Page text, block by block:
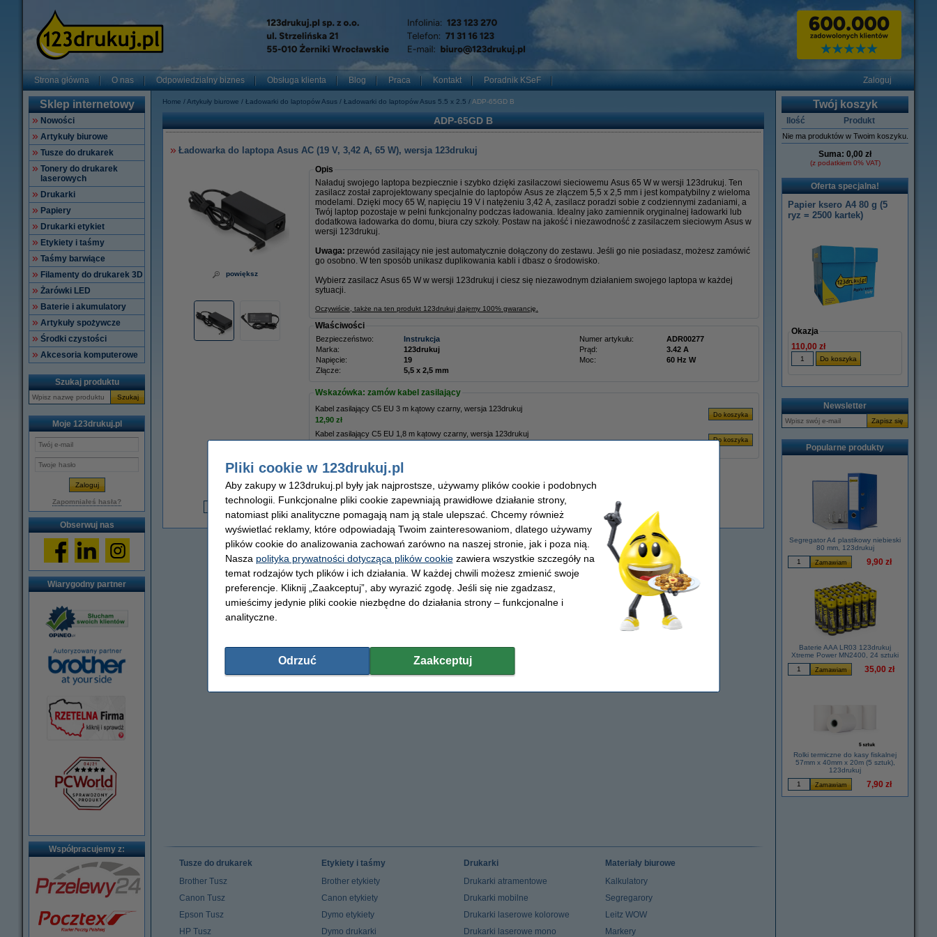
Strona główna O nas Odpowiedzialny biznes Obsługa klienta Blog Praca Kontakt Poradnik KSeF Zaloguj
Sklep internetowy
Nowości
Artykuły biurowe
Tusze do drukarek
Tonery do drukarek
laserowych
Drukarki
Papiery
Drukarki etykiet
Etykiety i taśmy
Taśmy barwiące
Filamenty do drukarek 3D
Żarówki LED
Baterie i akumulatory
Artykuły spożywcze
Środki czystości
Akcesoria komputerowe
Szukaj produktu
Szukaj
Moje 123drukuj.pl
Zapomniałeś hasła?
Obserwuj nas
Wiarygodny partner
Współpracujemy z:
Home Artykuły biurowe Ładowarki do laptopów Asus Ładowarki do laptopów Asus 5.5 x 2.5 ADP-65GD B
ADP-65GD B
Ładowarka do laptopa Asus AC (19 V, 3,42 A, 65 W), wersja 123drukuj
powiększ
Opis
Naładuj swojego laptopa bezpiecznie i szybko dzięki zasilaczowi sieciowemu Asus 65 W w wersji 123drukuj. Ten
zasilacz został zaprojektowany specjalnie do laptopów Asus ze złączem 5,5 x 2,5 mm i jest kompatybilny z wieloma
modelami. Dzięki mocy 65 W, napięciu 19 V i natężeniu 3,42 A, zasilacz poradzi sobie z codziennymi zadaniami, a
Twój laptop pozostaje w pełni funkcjonalny podczas ładowania. Idealny jako zamiennik oryginalnej ładowarki lub
dodatkowa ładowarka do domu, biura czy szkoły. Postaw na jakość i niezawodność z zasilaczem sieciowym Asus w
wersji 123drukuj.
Uwaga: przewód zasilający nie jest automatycznie dołączony do zestawu. Jeśli go nie posiadasz, możesz zamówić
go osobno. W ten sposób unikasz duplikowania kabli i dbasz o środowisko.
Wybierz zasilacz Asus 65 W w wersji 123drukuj i ciesz się niezawodnym działaniem swojego laptopa w każdej
sytuacji.
Oczywiście, także na ten produkt 123drukuj dajemy 100% gwarancję.
Właściwości
Bezpieczeństwo: Instrukcja Numer artykułu:
ADR00277
Marka:
123drukuj Prąd:
3.42 A
Napięcie:
19 Moc:
60 Hz W
Złącze:
5,5 x 2,5 mm
Wskazówka: zamów kabel zasilający
Kabel zasilający C5 EU 3 m kątowy czarny, wersja 123drukuj
12,90 zł
Kabel zasilający C5 EU 1,8 m kątowy czarny, wersja 123drukuj
Zamów na wtorek
39,00 zł
31,71 zł bez VAT Dostępny
Twój koszyk
Ilość Produkt
Nie ma produktów w Twoim koszyku.
Suma: 0,00 zł
(z podatkiem 0% VAT)
Oferta specjalna!
Papier ksero A4 80 g (5
ryz = 2500 kartek)
Okazja
110,00 zł
Newsletter
Popularne produkty
Segregator A4 plastikowy niebieski
80 mm, 123drukuj
9,90 zł
Baterie AAA LR03 123drukuj
Xtreme Power MN2400, 24 sztuki
35,00 zł
Rolki termiczne do kasy fiskalnej
57mm x 40mm x 20m (5 sztuk),
123drukuj
7,90 zł
Tusze do drukarek
Brother Tusz
Canon Tusz
Epson Tusz
HP Tusz
Etykiety i taśmy
Brother etykiety
Canon etykiety
Dymo etykiety
Dymo drukarki
Drukarki
Drukarki atramentowe
Drukarki mobilne
Drukarki laserowe kolorowe
Drukarki laserowe mono
Materiały biurowe
Kalkulatory
Segregarory
Leitz WOW
Markery
Pliki cookie w 123drukuj.pl
Aby zakupy w 123drukuj.pl były jak najprostsze, używamy plików cookie i podobnych
technologii. Funkcjonalne pliki cookie zapewniają prawidłowe działanie strony,
natomiast pliki analityczne pomagają nam ją stale ulepszać. Chcemy również
wyświetlać reklamy, które odpowiadają Twoim zainteresowaniom, dlatego używamy
plików cookie do analizowania zachowań zarówno na naszej stronie, jak i poza nią.
Nasza polityka prywatności dotycząca plików cookiezawiera wszystkie szczegóły na
temat rodzajów tych plików i ich działania. W każdej chwili możesz zmienić swoje
preferencje. Kliknij „Zaakceptuj”, aby wyrazić zgodę. Jeśli się nie zgadzasz,
umieścimy jedynie pliki cookie niezbędne do działania strony – funkcjonalne i
analityczne.
Odrzuć Zaakceptuj